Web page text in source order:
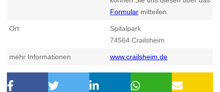
Formular mitteilen.
Ort
Spitalpark
74564 Crailsheim
mehr Informationen www.crailsheim.de